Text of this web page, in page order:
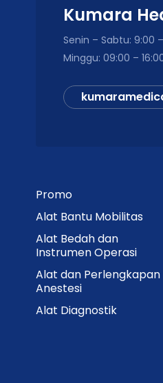
Kumara
Senin – Sabtu: 9:00
Minggu: 09:00 –
Promo
Alat Bantu Mobilitas
Alat Bedah dan
Instrumen Operasi
Alat dan Perlengkapan
Anestesi
Alat Diagnostik